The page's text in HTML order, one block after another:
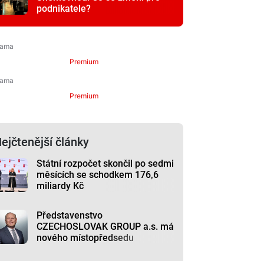
podnikatele?
Premium
Premium
články
Státní rozpočet skončil po sedmi
měsících se schodkem 176,6
miliardy Kč
Představenstvo
CZECHOSLOVAK GROUP a.s. má
nového místopředsedu